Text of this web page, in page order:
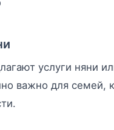
услуги няни
важно для семей,